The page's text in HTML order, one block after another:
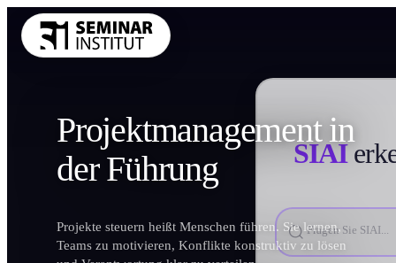
Vertrieb und
Projekt und
Marketing
Projekt­management in
derFührung
Projekte steuern heißt Menschen führen. Sie lernen,
Teams zu motivieren, Konflikte konstruktiv zu lösen
und Verantwortung klar zu verteilen.
SIAI